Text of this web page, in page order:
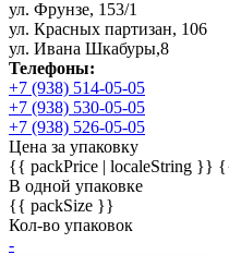
ул. Фрунзе, 153/1
ул. Красных партизан, 106
ул. Ивана Шкабуры,8
Телефоны:
+7 (938) 514-05-05
+7 (938) 530-05-05
+7 (938) 526-05-05
Цена за упаковку
{{ packPrice | localeString }}
В одной упаковке
{{ packSize }}
Кол-во упаковок
-